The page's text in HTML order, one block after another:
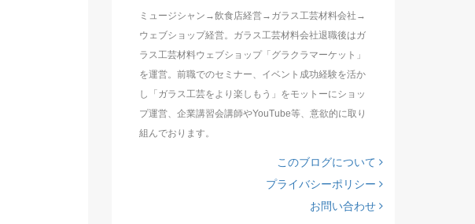
ミュージシャン→飲食店経営→ガラス工芸材料会社→
ウェブショップ経営。ガラス工芸材料会社退職後はガ
ラス工芸材料ウェブショップ「グラクラマーケット」
を運営。前職でのセミナー、イベント成功経験を活か
し「ガラス工芸をより楽しもう」をモットーにショッ
プ運営、企業講習会講師やYouTube等、意欲的に取り
組んでおります。
このブログについて
プライバシーポリシー
お問い合わせ